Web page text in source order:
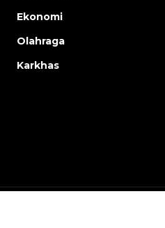
Ekonomi
Olahraga
Karkhas